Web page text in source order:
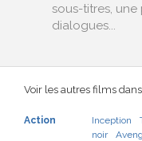
sous-titres,
dialogues...
Voir les autres films
Action Inception
noir